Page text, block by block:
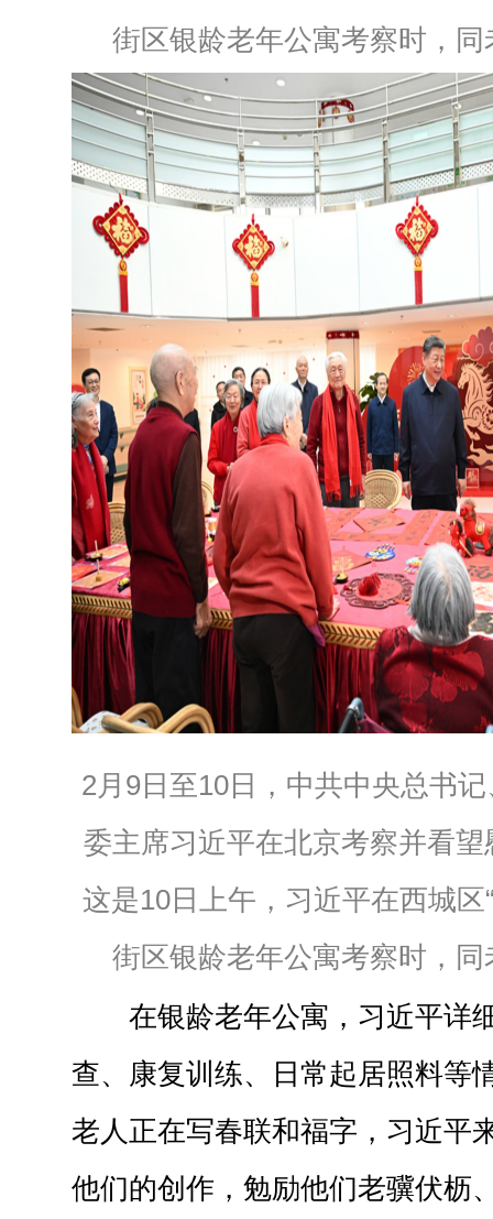
街区银龄老年公寓考察时，
2月9日至10日，中共中央总书
委主席习近平在北京考察并看
这是10日上午，习近平在西城区
街区银龄老年公寓考察时，
在银龄老年公寓，习近平详
查、康复训练、日常起居照料等
老人正在写春联和福字，习近平
他们的创作，勉励他们老骥伏枥